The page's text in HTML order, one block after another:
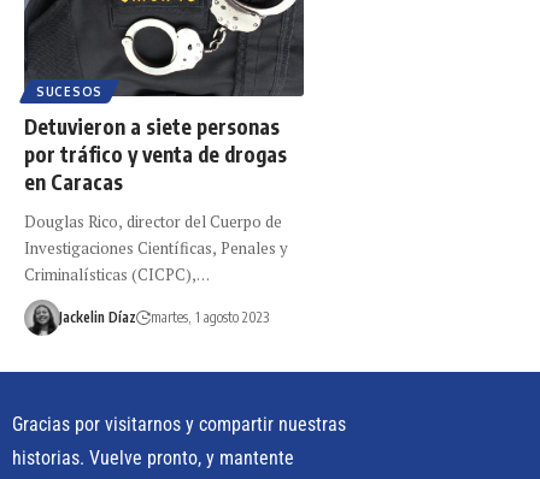
SUCESOS
Detuvieron a siete personas
por tráfico y venta de drogas
en Caracas
Douglas Rico, director del Cuerpo de
Investigaciones Científicas, Penales y
Criminalísticas (CICPC),…
Jackelin Díaz martes, 1 agosto 2023
Gracias por visitarnos y compartir nuestras
historias. Vuelve pronto, y mantente